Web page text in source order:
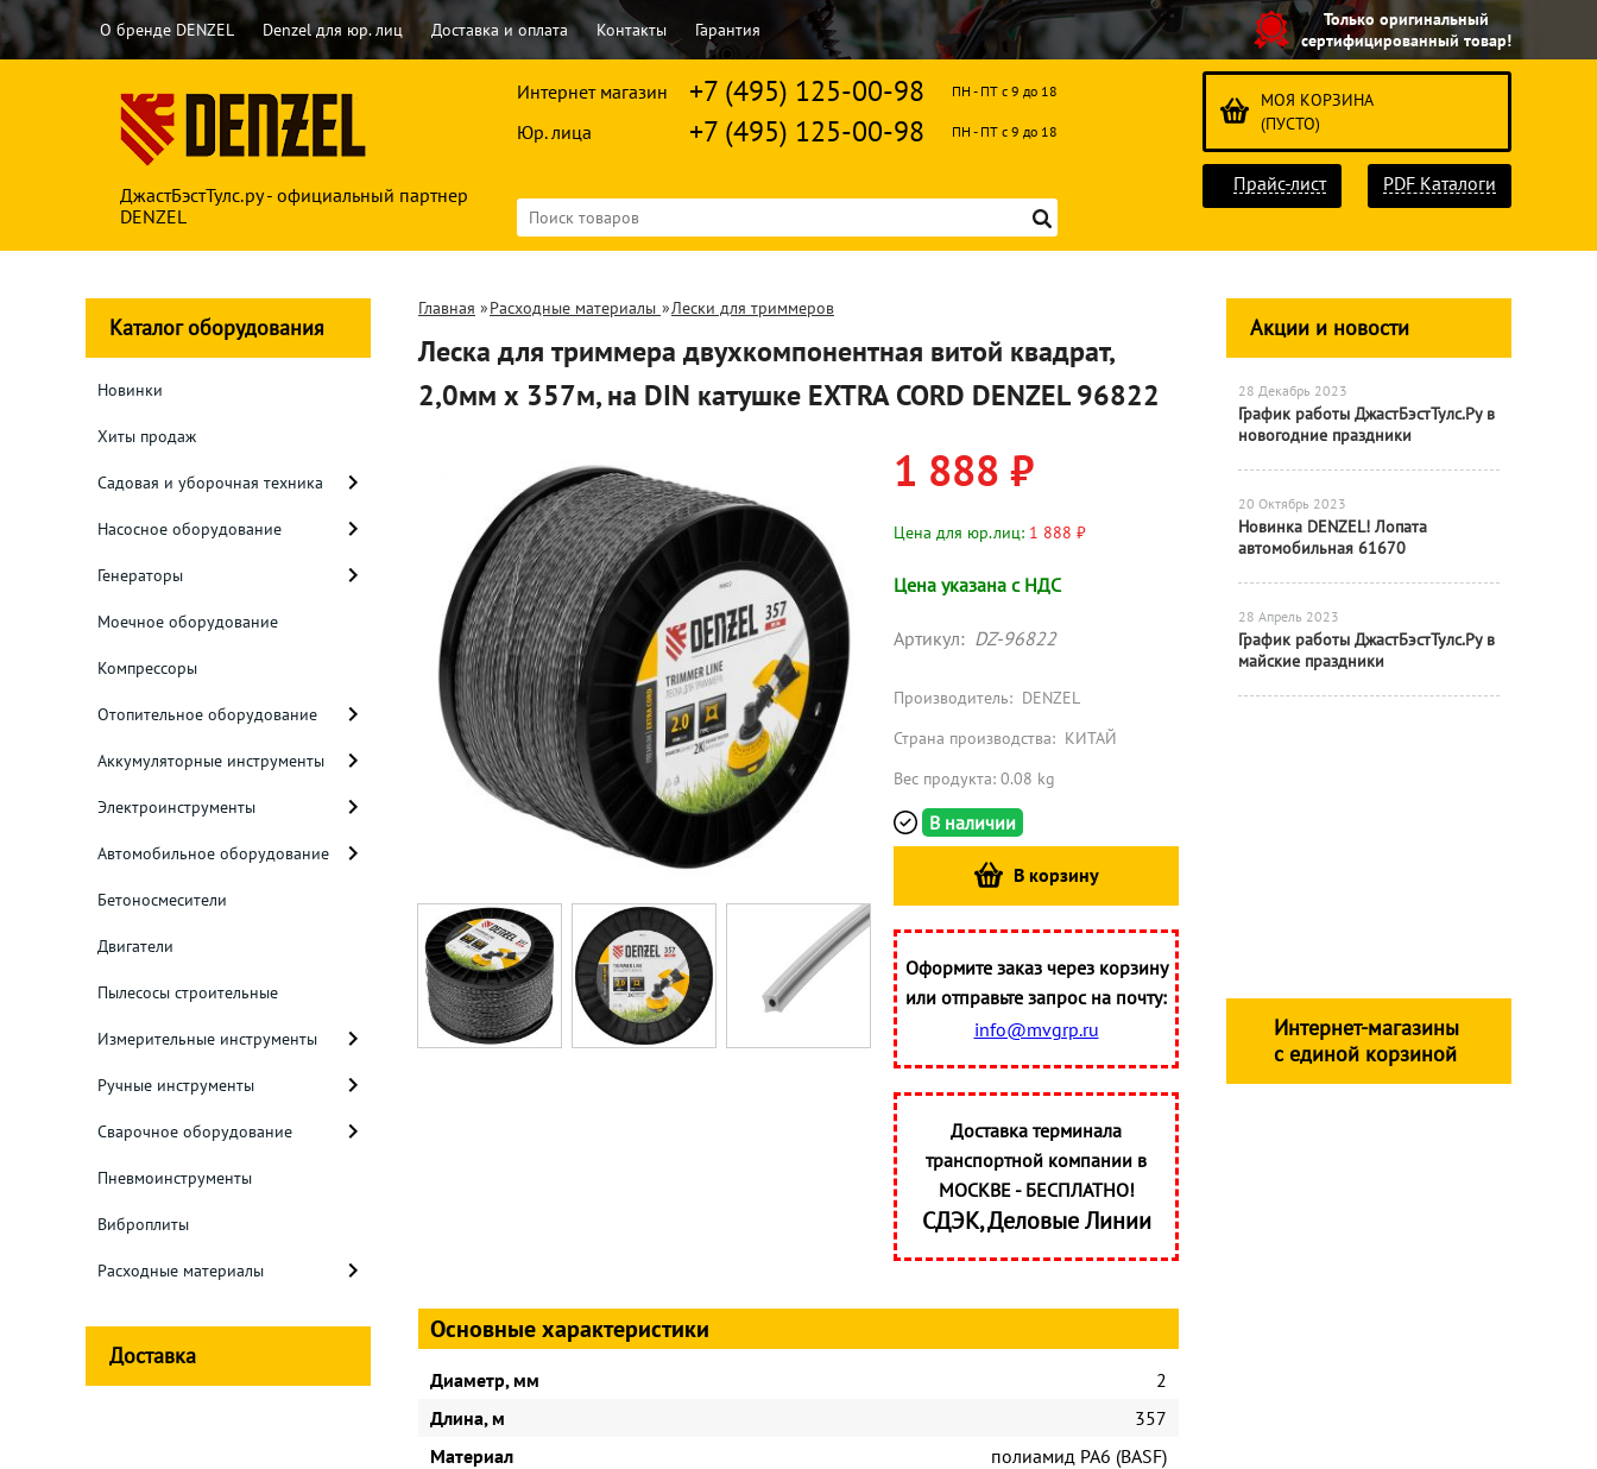
О бренде DENZEL Denzel для юр. лиц Доставка и оплата Контакты Гарантия
Только оригинальный
сертифицированный товар!
ДжастБэстТулс.ру - официальный партнер
DENZEL
Интернет магазин +7 (495) 125-00-98 ПН - ПТ с 9 до 18
Юр. лица +7 (495) 125-00-98 ПН - ПТ с 9 до 18
МОЯ КОРЗИНА
(ПУСТО)
Прайс-лист PDF Каталоги
Каталог оборудования
Новинки
Хиты продаж
Садовая и уборочная техника
Насосное оборудование
Генераторы
Моечное оборудование
Компрессоры
Отопительное оборудование
Аккумуляторные инструменты
Электроинструменты
Автомобильное оборудование
Бетоносмесители
Двигатели
Пылесосы строительные
Измерительные инструменты
Ручные инструменты
Сварочное оборудование
Пневмоинструменты
Виброплиты
Расходные материалы
Доставка
Главная »Расходные материалы »Лески для триммеров
Леска для триммера двухкомпонентная витой квадрат,
2,0мм х 357м, на DIN катушке EXTRA CORD DENZEL 96822
1 888 ₽
Цена для юр.лиц: 1 888 ₽
Цена указана с НДС
Артикул: DZ-96822
Производитель: DENZEL
Страна производства: КИТАЙ
Вес продукта: 0.08 kg
В наличии
В корзину
Оформите заказ через корзину
или отправьте запрос на почту:
info@mvgrp.ru
Доставка терминала
транспортной компании в
МОСКВЕ - БЕСПЛАТНО!
СДЭК, Деловые Линии
Основные характеристики
Диаметр, мм
2
Длина, м
357
Материал
полиамид PA6 (BASF)
Акции и новости
28 Декабрь 2023
График работы ДжастБэстТулс.Ру в
новогодние праздники
20 Октябрь 2023
Новинка DENZEL! Лопата
автомобильная 61670
28 Апрель 2023
График работы ДжастБэстТулс.Ру в
майские праздники
Интернет-магазины
с единой корзиной